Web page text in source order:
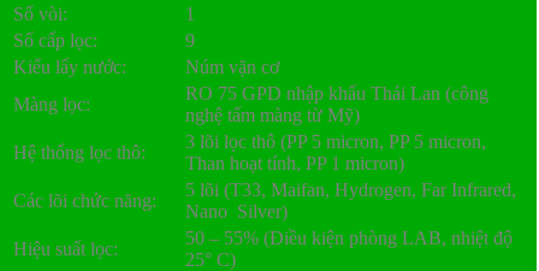
Số vòi:
1
Số cấp lọc:
9
Kiểu lấy nước:
Núm vặn cơ
Màng lọc:
RO 75 GPD nhập khẩu Thái Lan (công
nghệ tấm màng từ Mỹ)
Hệ thống lọc thô:
3 lõi lọc thô (PP 5 micron, PP 5 micron,
Than hoạt tính, PP 1 micron)
Các lõi chức năng:
5 lõi (T33, Maifan, Hydrogen, Far Infrared,
Nano Silver)
Hiệu suất lọc:
50 – 55% (Điều kiện phòng LAB, nhiệt độ
25° C)